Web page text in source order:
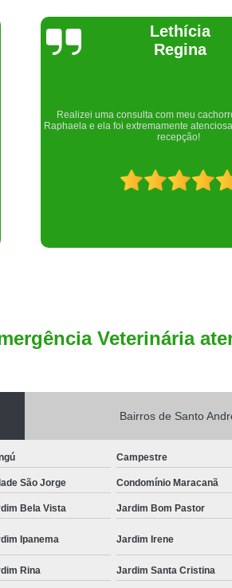
e a
Joelma
Um lugar maravilhoso. Sempre serei
nós!
Veterinária
Bairros de Santo
Campestre
São Jorge Condomínio Maracanã
Bela Vista Jardim Bom Pastor
Ipanema Jardim Irene
Rina Jardim Santa Cristina